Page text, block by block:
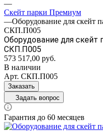
—
Скейт парки Премиум
—Оборудование для скейт
СКП.П005
Оборудование для скейт
СКП.П005
573 517,00 руб.
В наличии
Арт. СКП.П005
Заказать
Задать вопрос
Гарантия до 60 месяцев